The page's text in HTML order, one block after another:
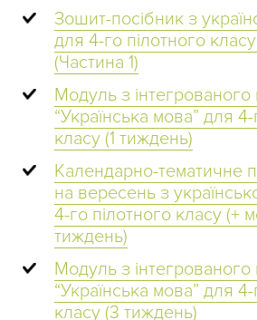
Зошит-посібник з
для 4-го пілотного
(Частина 1)
Модуль з інтегрованого
“Українська мова” для
класу (1 тиждень)
Календарно-тематичне
на вересень з
4-го пілотного класу (+
тиждень)
Модуль з інтегрованого
“Українська мова” для
класу (3 тиждень)